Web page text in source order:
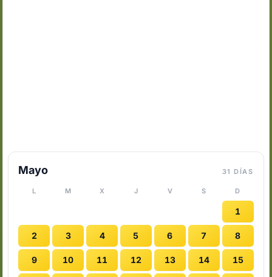
Mayo 31 DÍAS
L M X J V S D
1
2 3 4 5 6 7 8
9 10 11 12 13 14 15